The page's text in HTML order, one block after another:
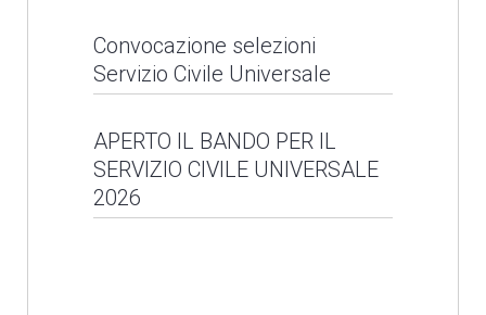
LEGGI NEWS
SERVIZIO CIVILE
REGIONALE - BANDO
LEGGI NEWS
Convocazione selezioni
Servizio Civile Universale
Convocazione selezioni
Servizio Civile
Universale
APERTO IL BANDO PER IL
SERVIZIO CIVILE UNIVERSALE
2026